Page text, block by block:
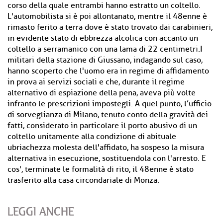
corso della quale entrambi hanno estratto un coltello.
L'automobilista si è poi allontanato, mentre il 48enne è
rimasto ferito a terra dove è stato trovato dai carabinieri,
in evidente stato di ebbrezza alcolica con accanto un
coltello a serramanico con una lama di 22 centimetri.I
militari della stazione di Giussano, indagando sul caso,
hanno scoperto che l'uomo era in regime di affidamento
in prova ai servizi sociali e che, durante il regime
alternativo di espiazione della pena, aveva più volte
infranto le prescrizioni impostegli. A quel punto, l’ufficio
di sorveglianza di Milano, tenuto conto della gravità dei
fatti, considerato in particolare il porto abusivo di un
coltello unitamente alla condizione di abituale
ubriachezza molesta dell'affidato, ha sospeso la misura
alternativa in esecuzione, sostituendola con l'arresto. E
cos', terminate le formalità di rito, il 48enne è stato
trasferito alla casa circondariale di Monza.
LEGGI ANCHE